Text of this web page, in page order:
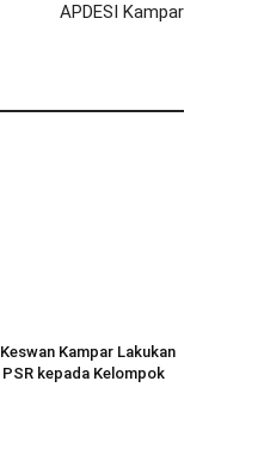
APDESI Kampar
Kampar Lakukan
kepada Kelompok